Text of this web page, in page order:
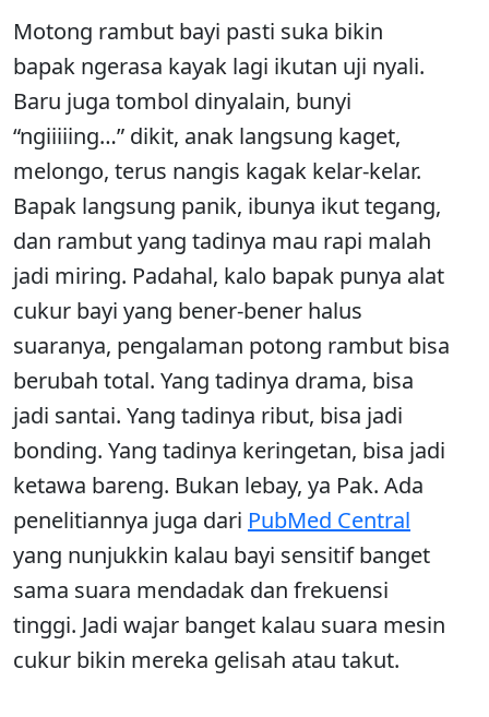
Motong rambut bayi pasti suka bikin
bapak ngerasa kayak lagi ikutan uji nyali.
Baru juga tombol dinyalain, bunyi
“ngiiiiing…” dikit, anak langsung kaget,
melongo, terus nangis kagak kelar-kelar.
Bapak langsung panik, ibunya ikut tegang,
dan rambut yang tadinya mau rapi malah
jadi miring. Padahal, kalo bapak punya alat
cukur bayi yang bener-bener halus
suaranya, pengalaman potong rambut bisa
berubah total. Yang tadinya drama, bisa
jadi santai. Yang tadinya ribut, bisa jadi
bonding. Yang tadinya keringetan, bisa jadi
ketawa bareng. Bukan lebay, ya Pak. Ada
penelitiannya juga dari PubMed Central
yang nunjukkin kalau bayi sensitif banget
sama suara mendadak dan frekuensi
tinggi. Jadi wajar banget kalau suara mesin
cukur bikin mereka gelisah atau takut.